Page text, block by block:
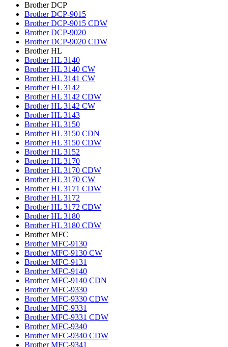
Brother DCP
Brother DCP-9015
Brother DCP-9015 CDW
Brother DCP-9020
Brother DCP-9020 CDW
Brother HL
Brother HL 3140
Brother HL 3140 CW
Brother HL 3141 CW
Brother HL 3142
Brother HL 3142 CDW
Brother HL 3142 CW
Brother HL 3143
Brother HL 3150
Brother HL 3150 CDN
Brother HL 3150 CDW
Brother HL 3152
Brother HL 3170
Brother HL 3170 CDW
Brother HL 3170 CW
Brother HL 3171 CDW
Brother HL 3172
Brother HL 3172 CDW
Brother HL 3180
Brother HL 3180 CDW
Brother MFC
Brother MFC-9130
Brother MFC-9130 CW
Brother MFC-9131
Brother MFC-9140
Brother MFC-9140 CDN
Brother MFC-9330
Brother MFC-9330 CDW
Brother MFC-9331
Brother MFC-9331 CDW
Brother MFC-9340
Brother MFC-9340 CDW
Brother MFC-9341